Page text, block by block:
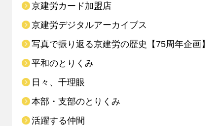
京建労カード加盟店
京建労デジタルアーカイブス
写真で振り返る京建労の歴史【75周年企画】
平和のとりくみ
日々、千理眼
本部・支部のとりくみ
活躍する仲間